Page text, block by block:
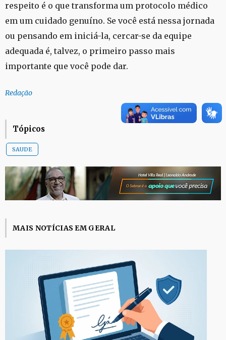
respeito é o que transforma um protocolo médico
em um cuidado genuíno. Se você está nessa jornada
ou pensando em iniciá-la, cercar-se da equipe
adequada é, talvez, o primeiro passo mais
importante que você pode dar.
Redação
Tópicos
SAUDE
MAIS NOTÍCIAS EM GERAL